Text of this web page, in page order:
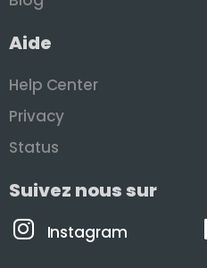
Aide
Help Center
Privacy
Status
Suivez nous sur
Instagram